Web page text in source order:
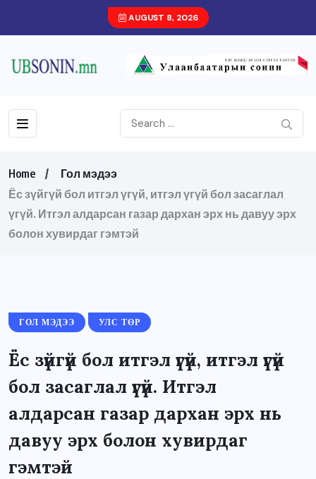
AUGUST 8, 2026
Home
Гол мэдээ
Ёс зүйгүй бол итгэл үгүй, итгэл үгүй бол засаглал
үгүй. Итгэл алдарсан газар дархан эрх нь давуу эрх
болон хувирдаг гэмтэй
ГОЛ МЭДЭЭ УЛС ТӨР
Ёс зүйгүй бол итгэл үгүй, итгэл үгүй
бол засаглал үгүй. Итгэл
алдарсан газар дархан эрх нь
давуу эрх болон хувирдаг
гэмтэй